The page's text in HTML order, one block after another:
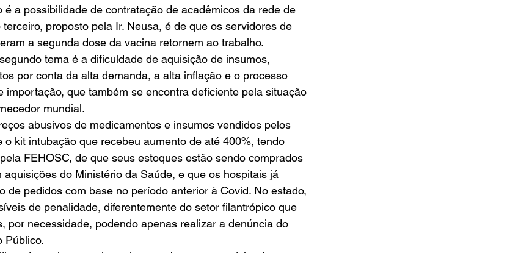
a possibilidade de contratação de acadêmicos da rede de
proposto pela Ir. Neusa, é de que os servidores de
a segunda dose da vacina retornem ao trabalho.
tema é a dificuldade de aquisição de insumos,
por conta da alta demanda, a alta inflação e o processo
importação, que também se encontra deficiente pela situação
mundial.
abusivos de medicamentos e insumos vendidos pelos
o kit intubação que recebeu aumento de até 400%, tendo
FEHOSC, de que seus estoques estão sendo comprados
aquisições do Ministério da Saúde, e que os hospitais já
de pedidos com base no período anterior à Covid. No estado,
de penalidade, diferentemente do setor filantrópico que
por necessidade, podendo apenas realizar a denúncia do
Público.